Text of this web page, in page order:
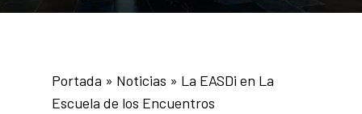
Portada » Noticias » La EASDi en La
Escuela de los Encuentros